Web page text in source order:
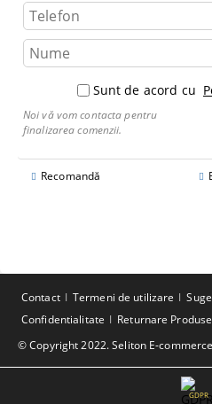
Sunt de acord cu
Noi vă vom contacta pentru
finalizarea comenzii.
Recomandă
© Copyright 2022. Seliton E-
Contact Termeni de utilizare
Confidentialitate
Returnare Produse
GDPR